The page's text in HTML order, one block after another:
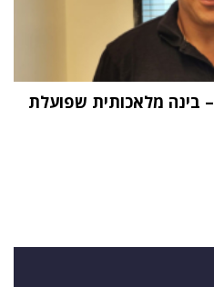
"העתיד הוא Physical AI – בינה מלאכותית שפועלת